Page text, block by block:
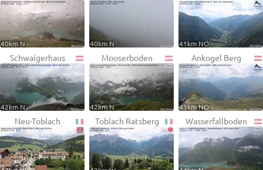
40km N 40km N 41km NO
Schwaigerhaus
42km N
Mooserboden
42km N
Ankogel Berg
43km NO
Neu-Toblach Toblach Ratsberg Wasserfallboden